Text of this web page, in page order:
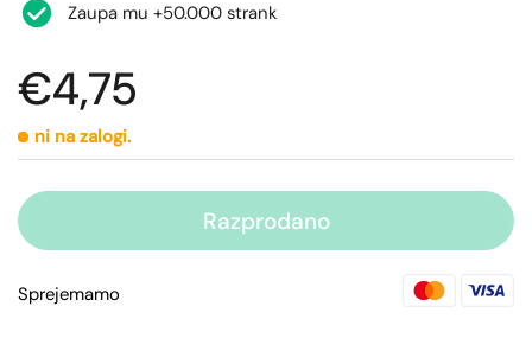
Zaupa mu +50.000 strank
€4,75
ni na zalogi.
Razprodano
Sprejemamo